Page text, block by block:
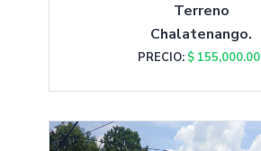
Terreno
Chalatenango.
PRECIO: $ 155,000.00